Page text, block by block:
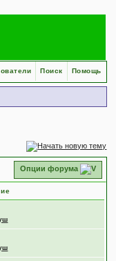
Помощь
Поиск
Опции форума